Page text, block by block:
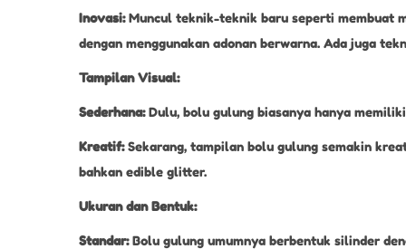
Inovasi:Muncul teknik-teknik baru seperti membuat
dengan menggunakan adonan berwarna. Ada juga
Tampilan Visual:
Sederhana:Dulu, bolu gulung biasanya hanya
Kreatif:Sekarang, tampilan bolu gulung semakin
bahkan edible glitter.
Ukuran dan Bentuk:
Standar:Bolu gulung umumnya berbentuk silinder